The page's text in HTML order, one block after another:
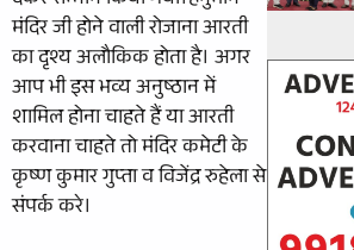
मंदिर जी होने वाली रोजाना आरती
का दृश्‍य अलौक‍िक होता है। अगर
आप भी इस भव्‍य अनुष्ठान में
शामिल होना चाहते हैं या आरती
करवाना चाहते तो मंदिर कमेटी के
कृष्ण कुमार गुप्ता व विजेंद्र रुहेला से
संपर्क करे।